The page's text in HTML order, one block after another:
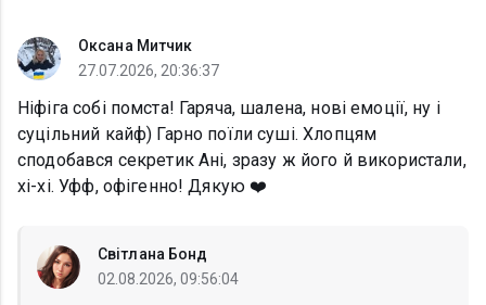
Оксана Митчик
27.07.2026, 20:36:37
Ніфіга собі помста! Гаряча, шалена, нові емоції, ну і
суцільний кайф) Гарно поїли суші. Хлопцям
сподобався секретик Ані, зразу ж його й використали,
хі-хі. Уфф, офігенно! Дякую ❤️
Світлана Бонд
02.08.2026, 09:56:04